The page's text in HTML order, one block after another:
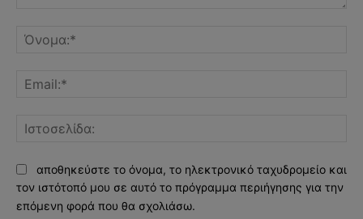
αποθηκεύστε το όνομα, το ηλεκτρονικό ταχυδρομείο και
τον ιστότοπό μου σε αυτό το πρόγραμμα περιήγησης για την
επόμενη φορά που θα σχολιάσω.